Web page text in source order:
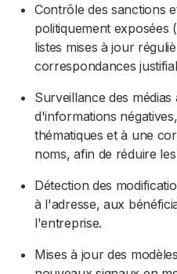
Contrôle des sanctions
politiquement exposées
listes mises à jour
correspondances
Surveillance des
d'informations
thématiques et à une
noms, afin de réduire
Détection des
à l'adresse, aux
l'entreprise.
Mises à jour des